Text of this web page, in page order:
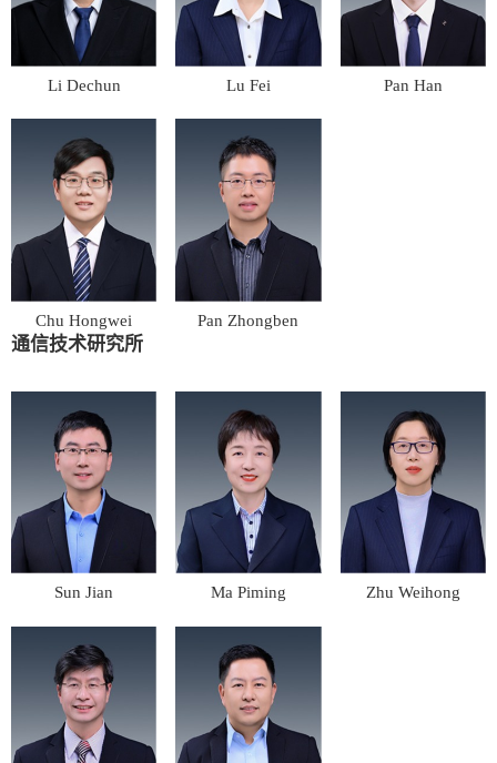
Li Dechun Lu Fei Pan Han
Chu Hongwei Pan Zhongben
通信技术研究所
Sun Jian Ma Piming Zhu Weihong